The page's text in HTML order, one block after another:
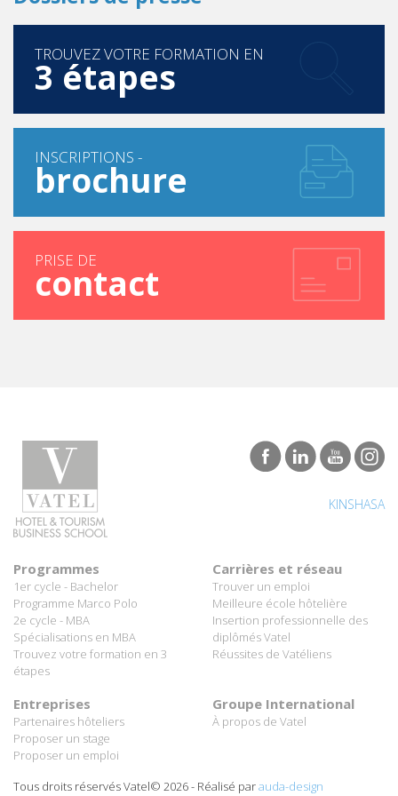
TROUVEZ VOTRE FORMATION EN
3 étapes
INSCRIPTIONS -
brochure
PRISE DE
contact
KINSHASA
Programmes
1er cycle - Bachelor
Programme Marco Polo
2e cycle - MBA
Spécialisations en MBA
Trouvez votre formation en 3
étapes
Carrières et réseau
Trouver un emploi
Meilleure école hôtelière
Insertion professionnelle des
diplômés Vatel
Réussites de Vatéliens
Entreprises
Partenaires hôteliers
Proposer un stage
Proposer un emploi
Groupe International
À propos de Vatel
Tous droits réservés Vatel© 2026 - Réalisé parauda-design